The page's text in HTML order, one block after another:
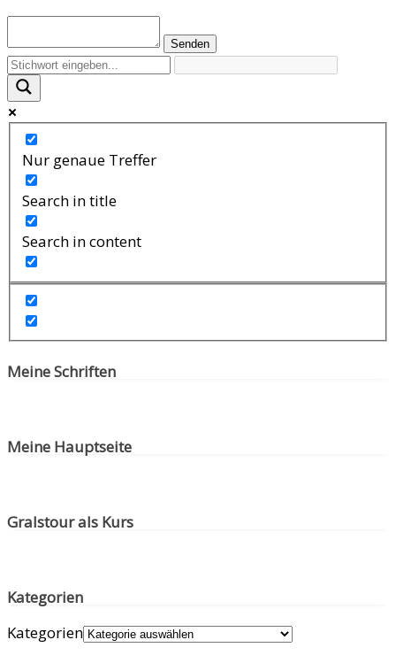
Nur genaue Treffer
Search in title
Search in content
Meine Schriften
Meine Hauptseite
Gralstour als Kurs
Kategorien
Kategorien